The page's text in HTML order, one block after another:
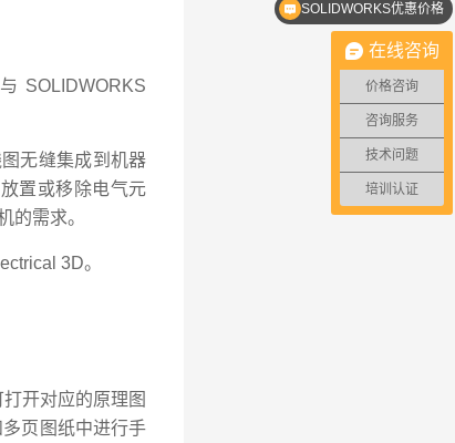
SOLIDWORKS
无缝集成到机器
置或移除电气元
的需求。
3D。
开对应的原理图
页图纸中进行手
在线咨询
价格咨询
咨询服务
技术问题
培训认证
SOLIDWORKS优惠价格